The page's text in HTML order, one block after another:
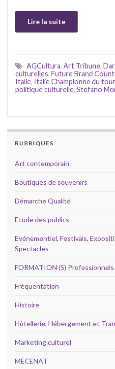
Lire la suite
AGCultura, Art Tribune,
culturelles, Future Brand
Italie, Italie Championne du
politique culturelle, Stefano
RUBRIQUES
Art contemporain
Boutiques de souvenirs
Démarche Qualité
Etude des publics
Evénementiel, Festivals,
Spectacles
FORMATION (S)
Fréquentation
Histoire
Hôtellerie, Hébergement et
Marketing culturel
MECENAT